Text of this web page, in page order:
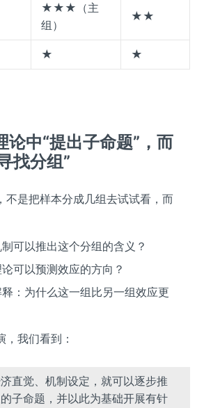
★★★（主
组）
★★
★ ★
论中“提出子命题”，而
找分组”
不是把样本分成几组去试试看，而
可以推出这个分组的含义？
可以预测效应的方向？
：为什么这一组比另一组效应更
我们看到：
直觉、机制设定，就可以逐步推
子命题，并以此为基础开展有针